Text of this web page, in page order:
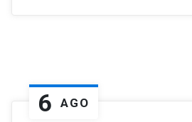
6 AGO